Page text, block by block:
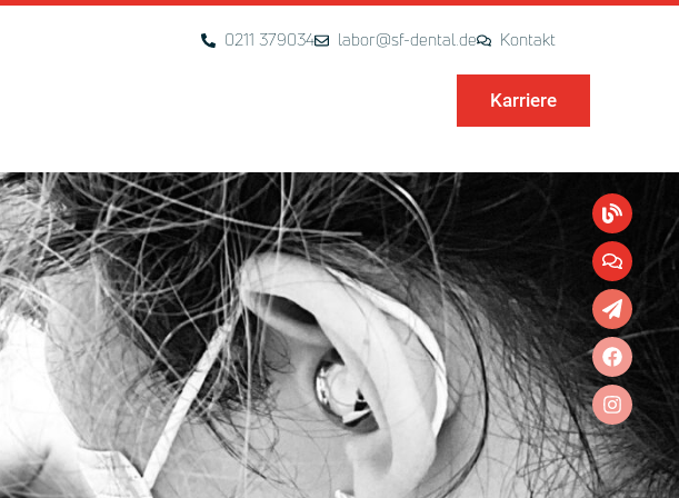
0211 379034 labor@sf-dental.de Kontakt
Karriere